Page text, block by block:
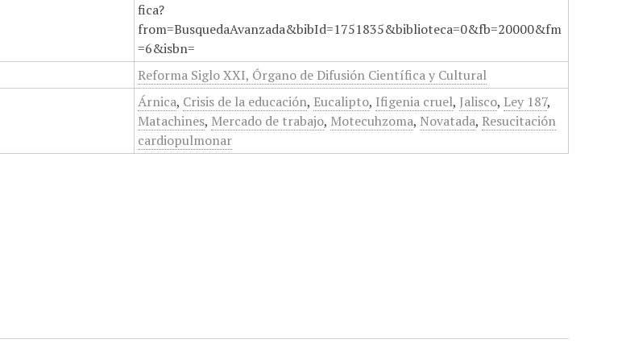
fica?
from=BusquedaAvanzada&bibId=1751835&biblioteca=0&fb=20000&fm
=6&isbn=
Reforma Siglo XXI, Órgano de Difusión Científica y Cultural
Árnica, Crisis de la educación, Eucalipto, Ifigenia cruel, Jalisco, Ley 187,
Matachines, Mercado de trabajo, Motecuhzoma, Novatada, Resucitación
cardiopulmonar